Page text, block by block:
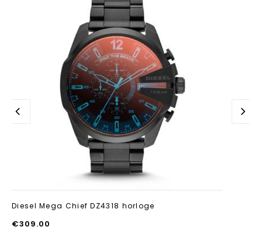
Diesel Mega Chief DZ4318 horloge
€309.00